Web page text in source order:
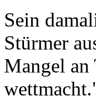
Sein
Stürmer
Mangel an